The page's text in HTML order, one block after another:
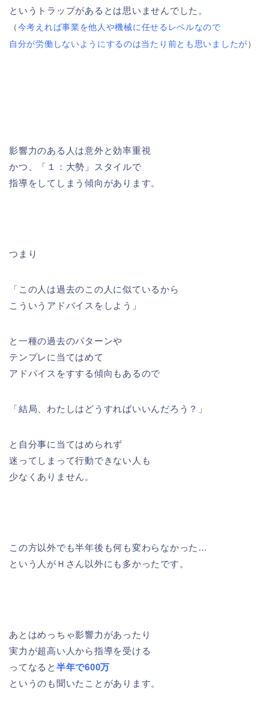
というトラップがあるとは思いませんでした。
（今考えれば事業を他人や機械に任せるレベルなので
自分が労働しないようにするのは当たり前とも思いましたが）
影響力のある人は意外と効率重視
かつ、「１：大勢」スタイルで
指導をしてしまう傾向があります。
つまり
「この人は過去のこの人に似ているから
こういうアドバイスをしよう」
と一種の過去のパターンや
テンプレに当てはめて
アドバイスをすする傾向もあるので
「結局、わたしはどうすればいいんだろう？」
と自分事に当てはめられず
迷ってしまって行動できない人も
少なくありません。
この方以外でも半年後も何も変わらなかった…
という人がＨさん以外にも多かったです。
あとはめっちゃ影響力があったり
実力が超高い人から指導を受ける
ってなると 半年で600万
というのも聞いたことがあります。